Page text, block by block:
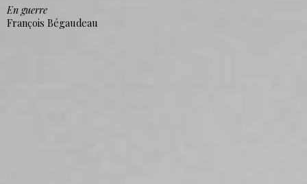
En guerre
François Bégaudeau